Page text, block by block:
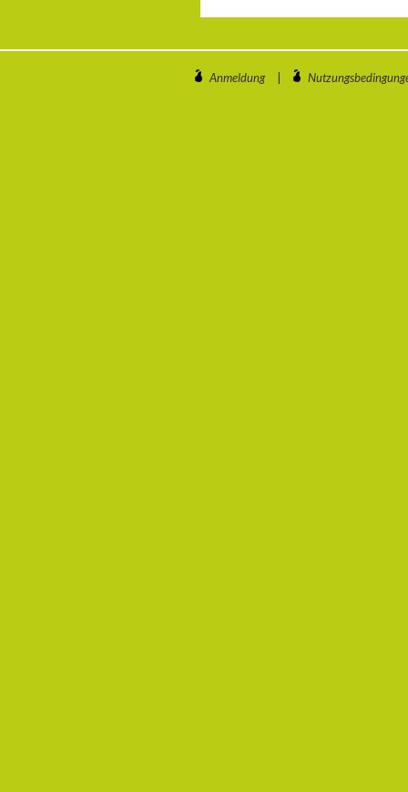
Anmeldung